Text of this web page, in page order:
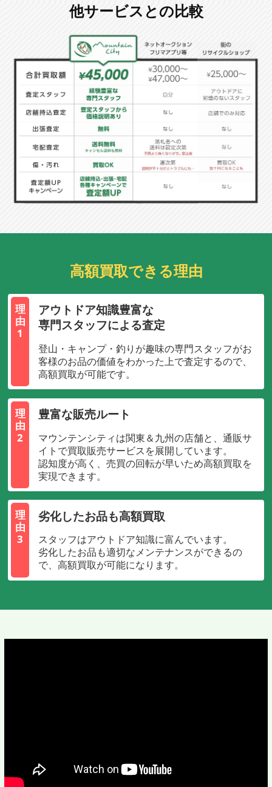
他サービスとの比較
高額買取できる理由
理
由
1
アウトドア知識豊富な
専門スタッフによる査定
登山・キャンプ・釣りが趣味の専門スタッフがお
客様のお品の価値をわかった上で査定するので、
高額買取が可能です。
理
由
2
豊富な販売ルート
マウンテンシティは関東＆九州の店舗と、通販サ
イトで買取販売サービスを展開しています。
認知度が高く、売買の回転が早いため高額買取を
実現できます。
理
由
3
劣化したお品も高額買取
スタッフはアウトドア知識に富んでいます。
劣化したお品も適切なメンテナンスができるの
で、高額買取が可能になります。